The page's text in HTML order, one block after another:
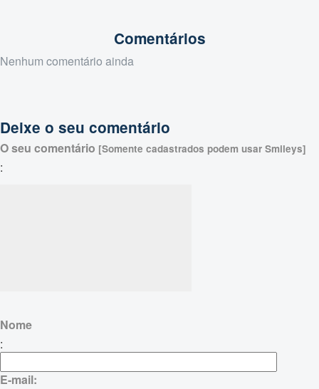
Comentários
Nenhum comentário ainda
Deixe o seu comentário
O seu comentário [Somente cadastrados podem usar Smileys]
:
Nome
:
E-mail: